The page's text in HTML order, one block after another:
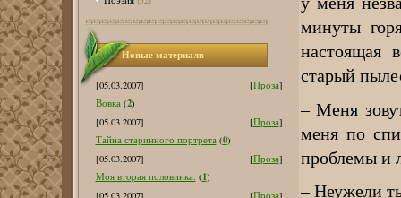
Новые материалв
[05.03.2007] [Проза]
Вовка (2)
[05.03.2007]
[Проза]
Тайна старинного портрета (0)
[05.03.2007]
[Проза]
Моя вторая половинка. (1)
[05.03.2007]
[Проза]
минуты
настоящая
старый
– Меня
меня по
проблемы и
– Неужели